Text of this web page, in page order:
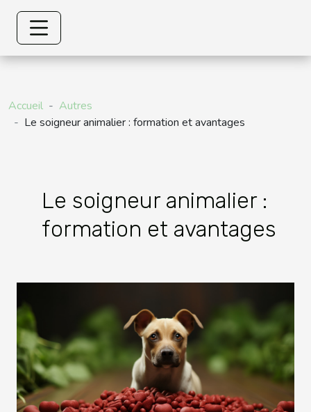
Accueil
Autres
Le soigneur animalier : formation et avantages
Le soigneur animalier :
formation et avantages